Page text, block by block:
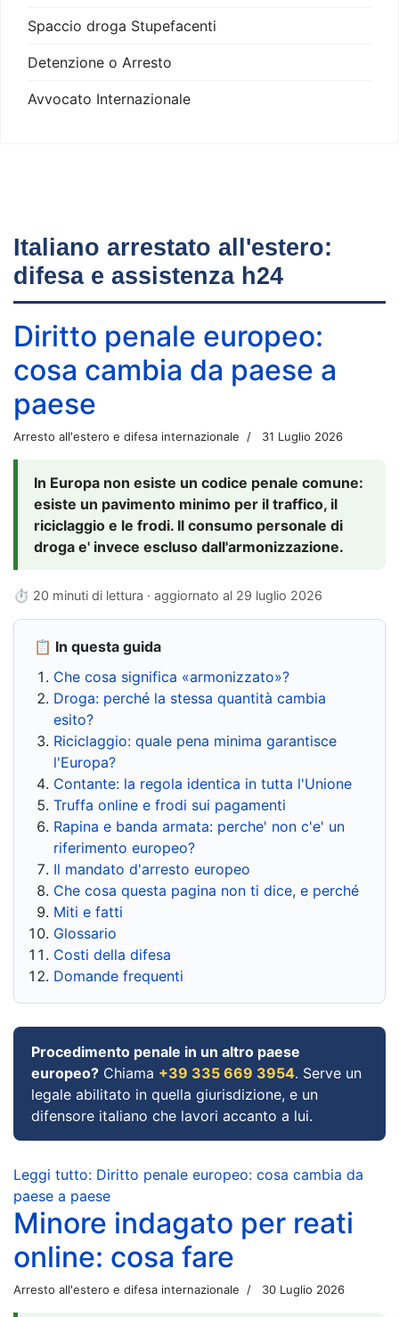
Spaccio droga Stupefacenti
Detenzione o Arresto
Avvocato Internazionale
Italiano arrestato all'estero:
difesa e assistenza h24
Diritto penale europeo:
cosa cambia da paese a
paese
Arresto all'estero e difesa internazionale 31 Luglio 2026
In Europa non esiste un codice penale comune:
esiste un pavimento minimo per il traffico, il
riciclaggio e le frodi. Il consumo personale di
droga e' invece escluso dall'armonizzazione.
⏱ 20 minuti di lettura · aggiornato al 29 luglio 2026
📋 In questa guida
Che cosa significa «armonizzato»?
Droga: perché la stessa quantità cambia
esito?
Riciclaggio: quale pena minima garantisce
l'Europa?
Contante: la regola identica in tutta l'Unione
Truffa online e frodi sui pagamenti
Rapina e banda armata: perche' non c'e' un
riferimento europeo?
Il mandato d'arresto europeo
Che cosa questa pagina non ti dice, e perché
Miti e fatti
Glossario
Costi della difesa
Domande frequenti
Procedimento penale in un altro paese
europeo? Chiama +39 335 669 3954. Serve un
legale abilitato in quella giurisdizione, e un
difensore italiano che lavori accanto a lui.
Leggi tutto: Diritto penale europeo: cosa cambia da
paese a paese
Minore indagato per reati
online: cosa fare
Arresto all'estero e difesa internazionale 30 Luglio 2026